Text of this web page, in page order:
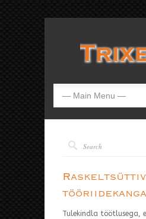
Raskeltsüttiv
Tulekindla töötlusega,